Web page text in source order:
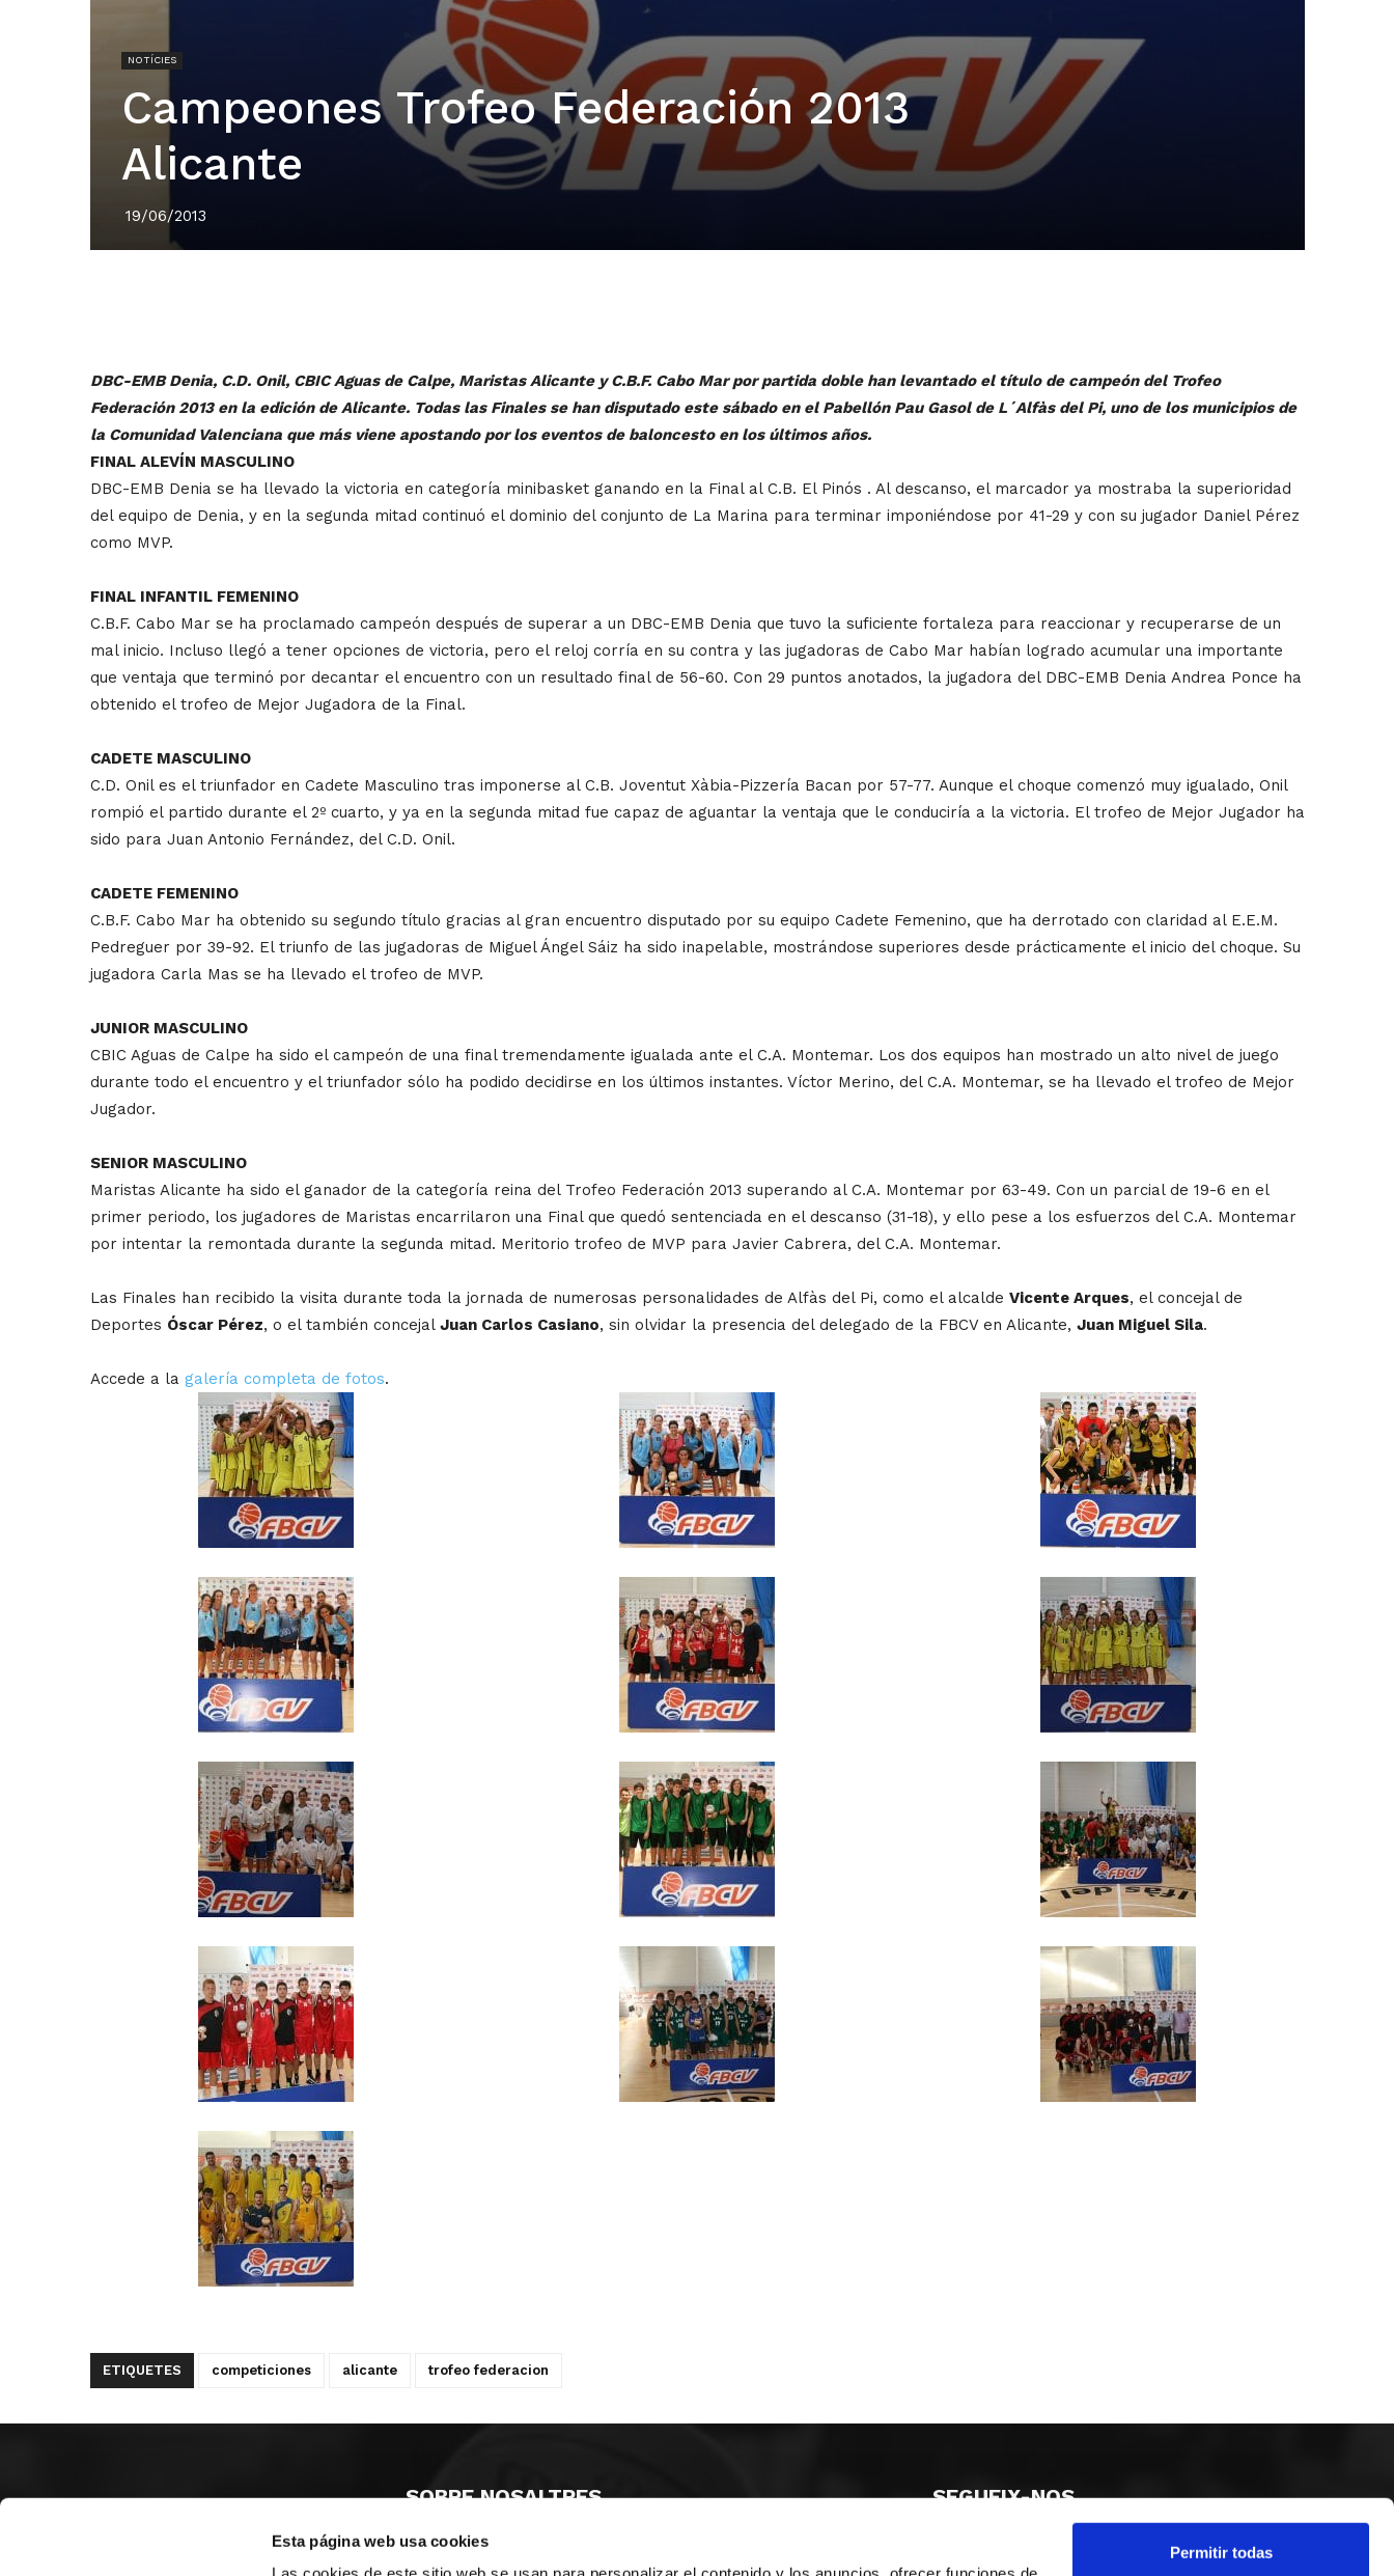
Esta página web usa cookies
Permitir todas
NOTÍCIES
Campeones Trofeo Federación 2013
Alicante
19/06/2013
DBC-EMB Denia, C.D. Onil, CBIC Aguas de Calpe, Maristas Alicante y C.B.F. Cabo Mar por partida doble han levantado el título de campeón del Trofeo
Federación 2013 en la edición de Alicante. Todas las Finales se han disputado este sábado en el Pabellón Pau Gasol de L´Alfàs del Pi, uno de los municipios de
la Comunidad Valenciana que más viene apostando por los eventos de baloncesto en los últimos años.
FINAL ALEVÍN MASCULINO
DBC-EMB Denia se ha llevado la victoria en categoría minibasket ganando en la Final al C.B. El Pinós . Al descanso, el marcador ya mostraba la superioridad
del equipo de Denia, y en la segunda mitad continuó el dominio del conjunto de La Marina para terminar imponiéndose por 41-29 y con su jugador Daniel Pérez
como MVP.
FINAL INFANTIL FEMENINO
C.B.F. Cabo Mar se ha proclamado campeón después de superar a un DBC-EMB Denia que tuvo la suficiente fortaleza para reaccionar y recuperarse de un
mal inicio. Incluso llegó a tener opciones de victoria, pero el reloj corría en su contra y las jugadoras de Cabo Mar habían logrado acumular una importante
que ventaja que terminó por decantar el encuentro con un resultado final de 56-60. Con 29 puntos anotados, la jugadora del DBC-EMB Denia Andrea Ponce ha
obtenido el trofeo de Mejor Jugadora de la Final.
CADETE MASCULINO
C.D. Onil es el triunfador en Cadete Masculino tras imponerse al C.B. Joventut Xàbia-Pizzería Bacan por 57-77. Aunque el choque comenzó muy igualado, Onil
rompió el partido durante el 2º cuarto, y ya en la segunda mitad fue capaz de aguantar la ventaja que le conduciría a la victoria. El trofeo de Mejor Jugador ha
sido para Juan Antonio Fernández, del C.D. Onil.
CADETE FEMENINO
C.B.F. Cabo Mar ha obtenido su segundo título gracias al gran encuentro disputado por su equipo Cadete Femenino, que ha derrotado con claridad al E.E.M.
Pedreguer por 39-92. El triunfo de las jugadoras de Miguel Ángel Sáiz ha sido inapelable, mostrándose superiores desde prácticamente el inicio del choque. Su
jugadora Carla Mas se ha llevado el trofeo de MVP.
JUNIOR MASCULINO
CBIC Aguas de Calpe ha sido el campeón de una final tremendamente igualada ante el C.A. Montemar. Los dos equipos han mostrado un alto nivel de juego
durante todo el encuentro y el triunfador sólo ha podido decidirse en los últimos instantes. Víctor Merino, del C.A. Montemar, se ha llevado el trofeo de Mejor
Jugador.
SENIOR MASCULINO
Maristas Alicante ha sido el ganador de la categoría reina del Trofeo Federación 2013 superando al C.A. Montemar por 63-49. Con un parcial de 19-6 en el
primer periodo, los jugadores de Maristas encarrilaron una Final que quedó sentenciada en el descanso (31-18), y ello pese a los esfuerzos del C.A. Montemar
por intentar la remontada durante la segunda mitad. Meritorio trofeo de MVP para Javier Cabrera, del C.A. Montemar.
Las Finales han recibido la visita durante toda la jornada de numerosas personalidades de Alfàs del Pi, como el alcalde Vicente Arques, el concejal de
Deportes Óscar Pérez, o el también concejal Juan Carlos Casiano, sin olvidar la presencia del delegado de la FBCV en Alicante, Juan Miguel Sila.
Accede a la galería completa de fotos.
ETIQUETES competiciones alicante trofeo federacion
SOBRE NOSALTRES
CASTELLÓ
VALÈNCIA
MONESTIR DE POBLET 14 1ª 3º
SEGUEIX-NOS